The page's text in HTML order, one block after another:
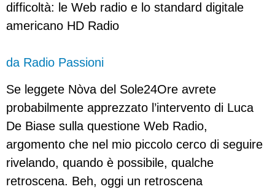
difficoltà: le Web radio e lo standard digitale
americano HD Radio
da Radio Passioni
Se leggete Nòva del Sole24Ore avrete
probabilmente apprezzato l’intervento di Luca
De Biase sulla questione Web Radio,
argomento che nel mio piccolo cerco di seguire
rivelando, quando è possibile, qualche
retroscena. Beh, oggi un retroscena